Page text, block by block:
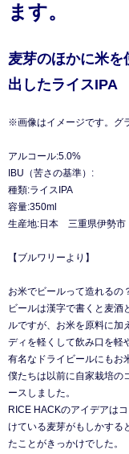
ます。
麦芽のほかに米を
出したライスIPA
※画像はイメージです。グ
アルコール:5.0%
IBU（苦さの基準）:
種類:ライスIPA
容量:350ml
生産地:日本 三重県伊勢市
【ブルワリーより】
お米でビールって造れるの
ビールは漢字で書くと麦酒
ルですが、お米を原料に加
ディを軽くして飲み口を軽
有名なドライビールにもお
僕たちは以前に自家栽培の
ースしました。
RICE HACKのアイデアは
けている麦芽がもしかする
たことがきっかけでした。